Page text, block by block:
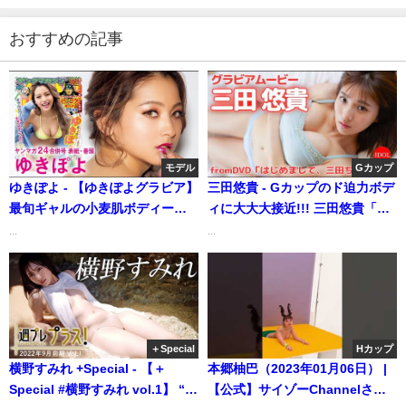
おすすめの記事
モデル
ゆきぽよ - 【ゆきぽよグラビア】
最旬ギャルの小麦肌ボディー解
社ヤンマガchさんより
Gカップ
三田悠貴 - Gカップのド迫力ボデ
ィに大大大接近!!! 三田悠貴「は
(Jun 12, 2026) | アイドルニッポ
ン公式YouTubeチャンネルさん
＋Special
横野すみれ +Special - 【＋
Special #横野すみれ vol.1】 “ア
Hカップ
本郷柚巴（2023年01月06日） |
【公式】サイゾーChannelさん